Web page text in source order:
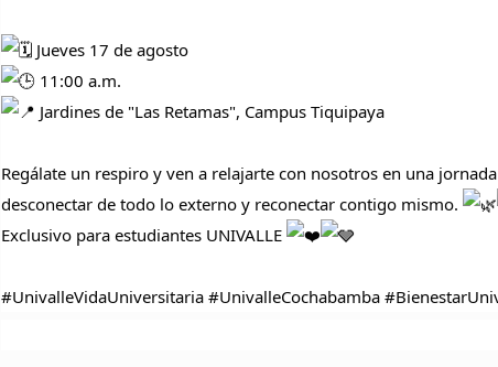
Jueves 17 de agosto
11:00 a.m.
Jardines de "Las Retamas", Campus Tiquipaya
Regálate un respiro y ven a relajarte con nosotros en una
desconectar de todo lo externo y reconectar contigo mismo.
Exclusivo para estudiantes UNIVALLE
#UnivalleVidaUniversitaria #UnivalleCochabamba